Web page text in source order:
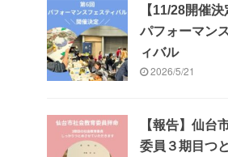
【11/28開催
パフォーマン
ィバル
2026/5/21
【報告】仙台
委員３期目つ